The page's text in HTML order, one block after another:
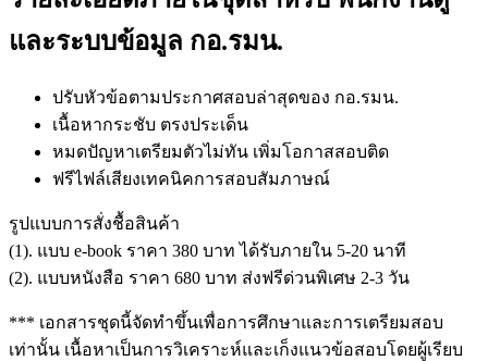
และระบบข้อมูล กอ.รมน.
ปรับหัวข้อตามประกาศสอบล่าสุดของ กอ.รมน.
เนื้อหากระชับ ตรงประเด็น
หมดปัญหาเตรียมตัวไม่ทัน เพิ่มโอกาสสอบติด
ฟรีไฟล์เสียงเทคนิคการสอบสัมภาษณ์
รูปแบบการสั่งชื้อสินค้า
(1). แบบ e-book ราคา 380 บาท ได้รับภายใน 5-20 นาที
(2). แบบหนังสือ ราคา 680 บาท ส่งฟรีด่วนพิเศษ 2-3 วัน
*** เอกสารชุดนี้จัดทำขึ้นเพื่อการศึกษาและการเตรียมสอบ
เท่านั้น เนื้อหาเป็นการวิเคราะห์และเก็งแนวข้อสอบโดยผู้เรียบ